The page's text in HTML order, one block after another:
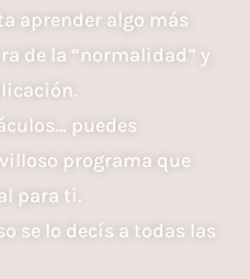
aprender algo más
de la “normalidad” y
puedes
programa que
para ti.
se lo decís a todas las